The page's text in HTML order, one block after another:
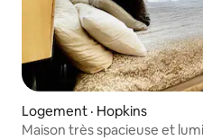
Logement · Hopkins
Maison très spacieuse et